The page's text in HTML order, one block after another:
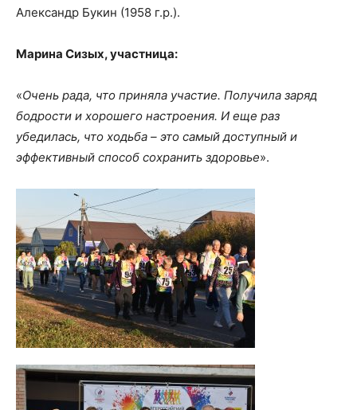
Александр Букин (1958 г.р.).
Марина Сизых, участница:
«Очень рада, что приняла участие. Получила заряд
бодрости и хорошего настроения. И еще раз
убедилась, что ходьба – это самый доступный и
эффективный способ сохранить здоровье».